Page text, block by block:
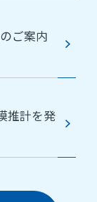
ご案内
推計を発